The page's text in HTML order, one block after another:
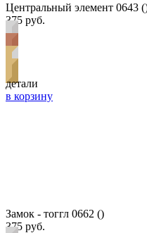
Центральный элемент 0643
375 руб.
детали
в корзину
Замок - тоггл 0662 ()
375 руб.